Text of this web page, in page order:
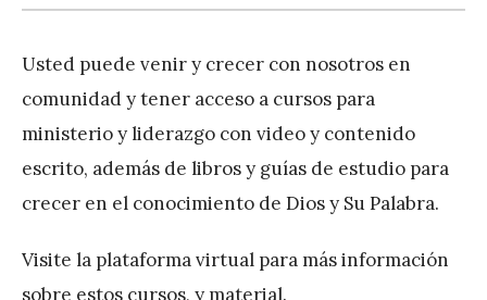
Usted puede venir y crecer con nosotros en
comunidad y tener acceso a cursos para
ministerio y liderazgo con video y contenido
escrito, además de libros y guías de estudio para
crecer en el conocimiento de Dios y Su Palabra.
Visite la plataforma virtual para más información
sobre estos cursos, y material.